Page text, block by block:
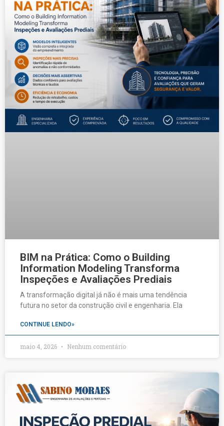
BIM na Prática: Como o Building
Information Modeling Transforma
Inspeções e Avaliações Prediais
A transformação digital já não é mais uma tendência
futura no setor da construção civil e engenharia. Ela
CONTINUE LENDO»
maio 4, 2026 Nenhum comentário